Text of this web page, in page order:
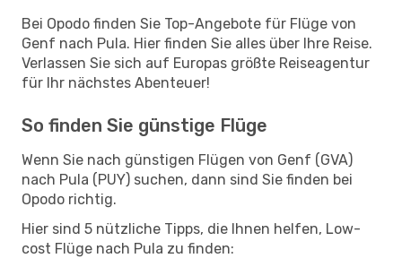
Bei Opodo finden Sie Top-Angebote für Flüge von
Genf nach Pula. Hier finden Sie alles über Ihre Reise.
Verlassen Sie sich auf Europas größte Reiseagentur
für Ihr nächstes Abenteuer!
So finden Sie günstige Flüge
Wenn Sie nach günstigen Flügen von Genf (GVA)
nach Pula (PUY) suchen, dann sind Sie finden bei
Opodo richtig.
Hier sind 5 nützliche Tipps, die Ihnen helfen, Low-
cost Flüge nach Pula zu finden: